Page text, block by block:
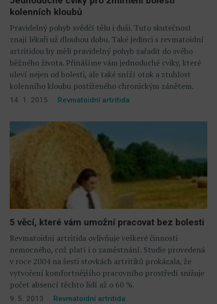
kolenních kloubů
Pravidelný pohyb svědčí tělu i duši. Tuto skutečnost
znají lékaři už dlouhou dobu. Také jedinci s revmatoidní
artritidou by měli pravidelný pohyb zařadit do svého
běžného života. Přinášíme vám jednoduché cviky, které
uleví nejen od bolesti, ale také sníží otok a ztuhlost
kolenního kloubu postiženého chronickým zánětem.
14. 1. 2015 Revmatoidní artritida
5 věcí, které vám umožní pracovat bez bolesti
Revmatoidní artritida ovlivňuje veškeré činnosti
nemocného, což platí i o zaměstnání. Studie provedená
v roce 2004 na šesti stovkách artritiků prokázala, že
vytvoření komfortnějšího pracovního prostředí snižuje
počet absencí těchto lidí až o 60 %.
9. 5. 2013 Revmatoidní artritida